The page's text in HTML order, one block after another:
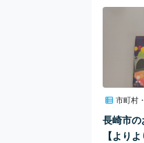
とはも
近で見
お子さ
気持ち
ポット
く、公
ります
子ども
市町村
長崎市
【より